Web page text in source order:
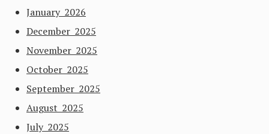
January 2026
December 2025
November 2025
October 2025
September 2025
August 2025
July 2025